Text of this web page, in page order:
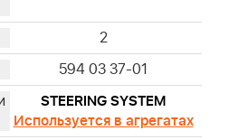
2
594 03 37-01
STEERING SYSTEM
Используется в агрегатах